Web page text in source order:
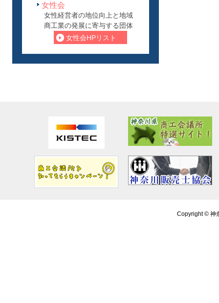
女性会
女性経営者の地位向上と地域
商工業の発展に寄与する団体
女性会HPリスト
Copyright © 神